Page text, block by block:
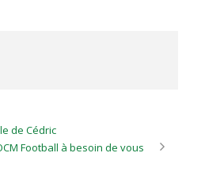
de Cédric
Football à besoin de vous